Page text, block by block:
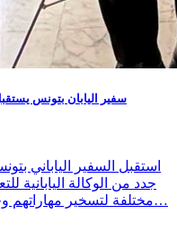
سفير اليابان بتونس
استقبل السفير الياباني
جدد من الوكالة اليابانية
مختلفة لتسخير مهاراتهم وخبراتهم لخدمة المجتمعات المحلية في…